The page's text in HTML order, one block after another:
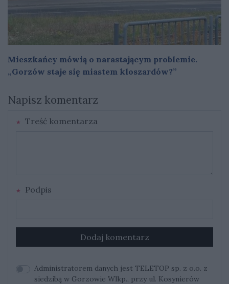
Mieszkańcy mówią o narastającym problemie.
„Gorzów staje się miastem kloszardów?”
Napisz komentarz
Treść komentarza
Podpis
Dodaj komentarz
Administratorem danych jest TELETOP sp. z o.o. z
siedzibą w Gorzowie Wlkp., przy ul. Kosynierów